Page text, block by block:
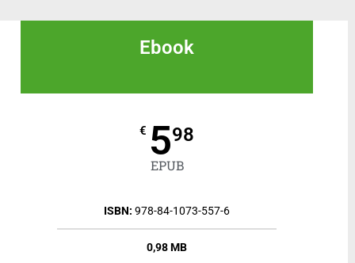
Ebook
€ 598
EPUB
ISBN: 978-84-1073-557-6
0,98 MB